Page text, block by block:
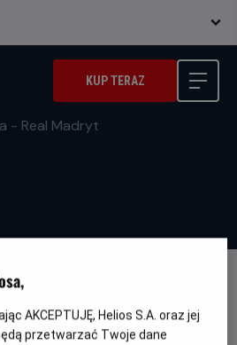
KUP TERAZ
AKCEPTUJĘ, Helios S.A. oraz jej
przetwarzać Twoje dane